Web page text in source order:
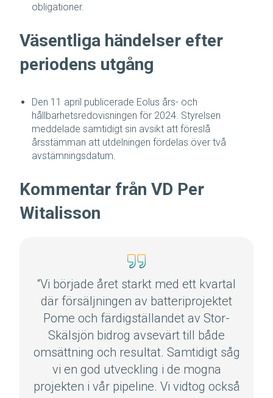
obligationer.
Väsentliga händelser efter
periodens utgång
Den 11 april publicerade Eolus års- och
hållbarhetsredovisningen för 2024. Styrelsen
meddelade samtidigt sin avsikt att föreslå
årsstämman att utdelningen fördelas över två
avstämningsdatum.
Kommentar från VD Per
Witalisson
“Vi började året starkt med ett kvartal
där försäljningen av batteriprojektet
Pome och färdigställandet av Stor-
Skälsjön bidrog avsevärt till både
omsättning och resultat. Samtidigt såg
vi en god utveckling i de mogna
projekten i vår pipeline. Vi vidtog också